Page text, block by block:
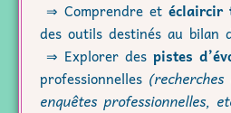
⇒ Comprendre et éclaircir
des outils destinés au bilan
⇒ Explorer des pistes
professionnelles (recherches
enquêtes professionnelles,